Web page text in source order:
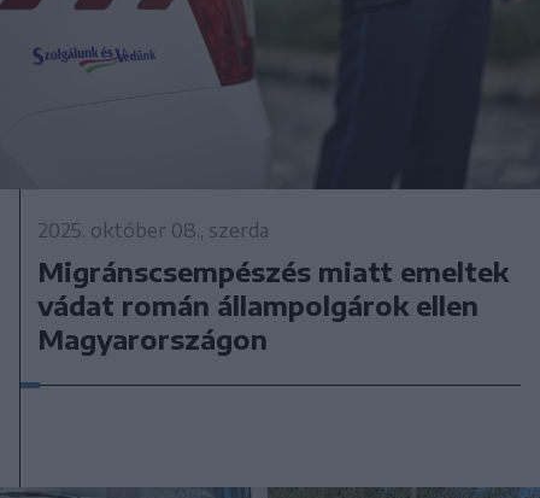
2025. október 08., szerda
Migránscsempészés miatt emeltek
vádat román állampolgárok ellen
Magyarországon